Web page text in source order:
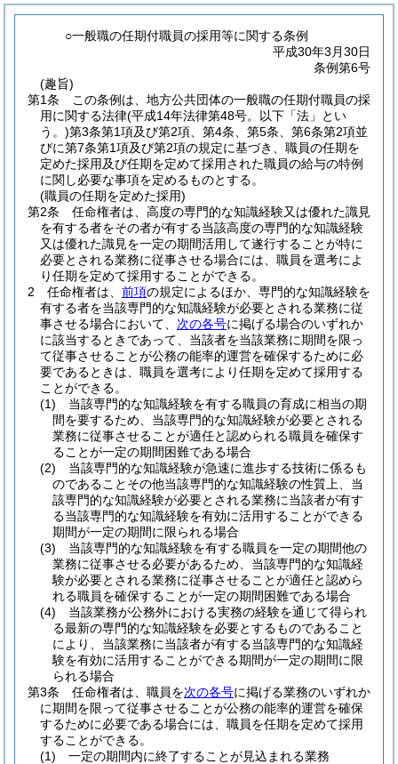
○一般職の任期付職員の採用等に関する条例
平成30年3月30日
条例第6号
(趣旨)
第1条
この条例は、地方公共団体の一般職の任期付職員の採
用に関する法律(平成14年法律第48号。以下「法」とい
う。)第3条第1項及び第2項、第4条、第5条、第6条第2項並
びに第7条第1項及び第2項の規定に基づき、職員の任期を
定めた採用及び任期を定めて採用された職員の給与の特例
に関し必要な事項を定めるものとする。
(職員の任期を定めた採用)
第2条
任命権者は、高度の専門的な知識経験又は優れた識見
を有する者をその者が有する当該高度の専門的な知識経験
又は優れた識見を一定の期間活用して遂行することが特に
必要とされる業務に従事させる場合には、職員を選考によ
り任期を定めて採用することができる。
2
任命権者は、 前項の規定によるほか、専門的な知識経験を
有する者を当該専門的な知識経験が必要とされる業務に従
事させる場合において、 次の各号に掲げる場合のいずれか
に該当するときであって、当該者を当該業務に期間を限っ
て従事させることが公務の能率的運営を確保するために必
要であるときは、職員を選考により任期を定めて採用する
ことができる。
(1)
当該専門的な知識経験を有する職員の育成に相当の期
間を要するため、当該専門的な知識経験が必要とされる
業務に従事させることが適任と認められる職員を確保す
ることが一定の期間困難である場合
(2)
当該専門的な知識経験が急速に進歩する技術に係るも
のであることその他当該専門的な知識経験の性質上、当
該専門的な知識経験が必要とされる業務に当該者が有す
る当該専門的な知識経験を有効に活用することができる
期間が一定の期間に限られる場合
(3)
当該専門的な知識経験を有する職員を一定の期間他の
業務に従事させる必要があるため、当該専門的な知識経
験が必要とされる業務に従事させることが適任と認めら
れる職員を確保することが一定の期間困難である場合
(4)
当該業務が公務外における実務の経験を通じて得られ
る最新の専門的な知識経験を必要とするものであること
により、当該業務に当該者が有する当該専門的な知識経
験を有効に活用することができる期間が一定の期間に限
られる場合
第3条
任命権者は、職員を次の各号に掲げる業務のいずれか
に期間を限って従事させることが公務の能率的運営を確保
するために必要である場合には、職員を任期を定めて採用
することができる。
(1)
一定の期間内に終了することが見込まれる業務